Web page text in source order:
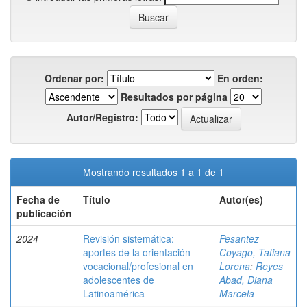
Ordenar por:
En orden:
Resultados por página
Autor/Registro:
Mostrando resultados 1 a 1 de 1
Fecha de
publicación
Título Autor(es)
2024
Revisión sistemática:
aportes de la orientación
vocacional/profesional en
adolescentes de
Latinoamérica
Pesantez
Coyago, Tatiana
Lorena; Reyes
Abad, Diana
Marcela